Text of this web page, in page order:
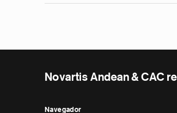
Novartis Andean & CAC
Navegador